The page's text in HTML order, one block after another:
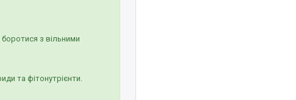
боротися з вільними
та фітонутрієнти.